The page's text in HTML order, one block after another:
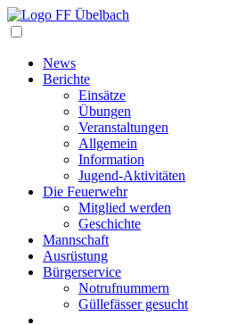
News
Berichte
Einsätze
Übungen
Veranstaltungen
Allgemein
Information
Jugend-Aktivitäten
Die Feuerwehr
Mitglied werden
Geschichte
Mannschaft
Ausrüstung
Bürgerservice
Notrufnummern
Güllefässer gesucht